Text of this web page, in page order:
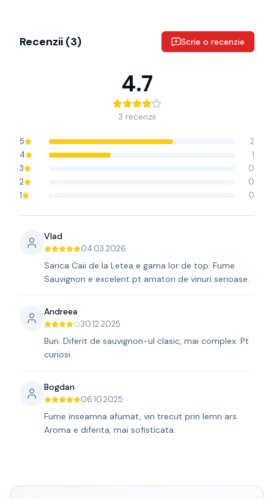
Recenzii (3) Scrie o recenzie
4.7
3 recenzii
5
2
4
1
3
0
2
0
1
0
Vlad
04.03.2026
Sarica Caii de la Letea e gama lor de top. Fume
Sauvignon e excelent pt amatori de vinuri serioase.
Andreea
30.12.2025
Bun. Diferit de sauvignon-ul clasic, mai complex. Pt
curiosi.
Bogdan
06.10.2025
Fume inseamna afumat, vin trecut prin lemn ars.
Aroma e diferita, mai sofisticata.